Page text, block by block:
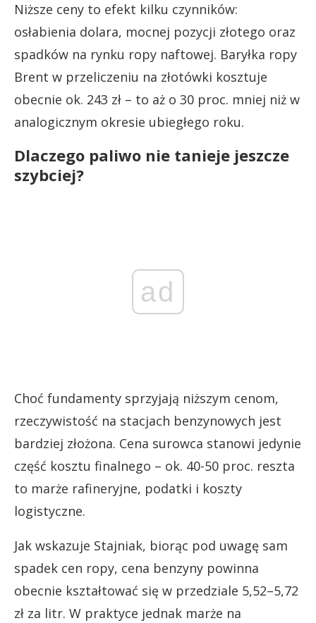
Niższe ceny to efekt kilku czynników:
osłabienia dolara, mocnej pozycji złotego oraz
spadków na rynku ropy naftowej. Baryłka ropy
Brent w przeliczeniu na złotówki kosztuje
obecnie ok. 243 zł – to aż o 30 proc. mniej niż w
analogicznym okresie ubiegłego roku.
Dlaczego paliwo nie tanieje jeszcze
szybciej?
ad
Choć fundamenty sprzyjają niższym cenom,
rzeczywistość na stacjach benzynowych jest
bardziej złożona. Cena surowca stanowi jedynie
część kosztu finalnego – ok. 40-50 proc. reszta
to marże rafineryjne, podatki i koszty
logistyczne.
Jak wskazuje Stajniak, biorąc pod uwagę sam
spadek cen ropy, cena benzyny powinna
obecnie kształtować się w przedziale 5,52–5,72
zł za litr. W praktyce jednak marże na